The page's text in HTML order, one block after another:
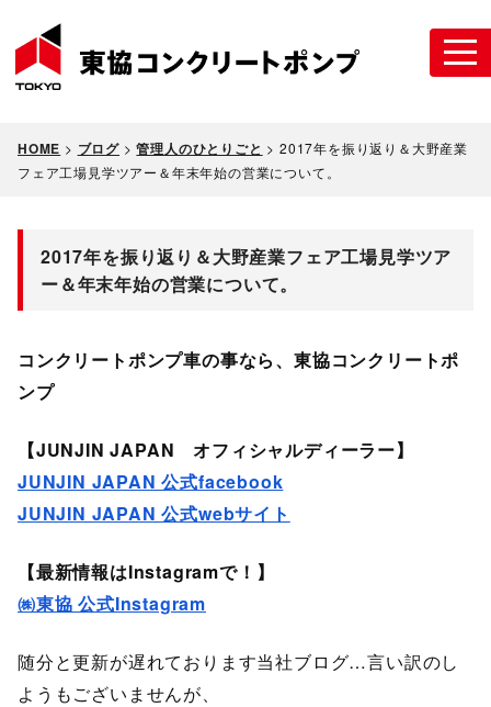
HOME > ブログ >管理人のひとりごと >2017年を振り返り＆大野産業
フェア工場見学ツアー＆年末年始の営業について。
2017年を振り返り＆大野産業フェア工場見学ツア
ー＆年末年始の営業について。
コンクリートポンプ車の事なら、東協コンクリートポ
ンプ
【JUNJIN JAPAN オフィシャルディーラー】
JUNJIN JAPAN 公式facebook
JUNJIN JAPAN 公式webサイト
【最新情報はInstagramで！】
㈱東協 公式Instagram
随分と更新が遅れております当社ブログ…言い訳のし
ようもございませんが、